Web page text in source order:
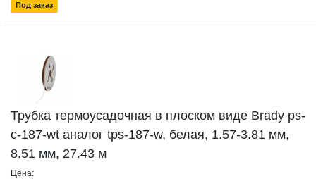
Под заказ
Трубка термоусадочная в плоском виде Brady ps-
c-187-wt аналог tps-187-w, белая, 1.57-3.81 мм,
8.51 мм, 27.43 м
Цена: